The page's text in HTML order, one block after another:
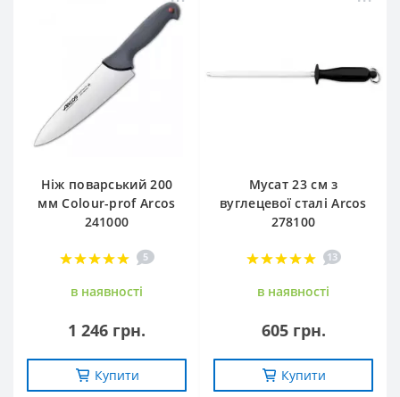
Ніж поварський 200
мм Сolour-prof Arcos
241000
5
в наявностi
1 246 грн.
Купити
Мусат 23 см з
вуглецевої сталі Arcos
278100
13
в наявностi
605 грн.
Купити